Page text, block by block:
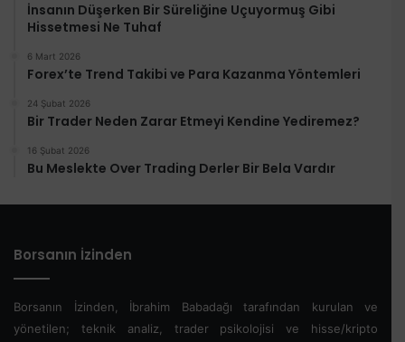
İnsanın Düşerken Bir Süreliğine Uçuyormuş Gibi
Hissetmesi Ne Tuhaf
6 Mart 2026
Forex’te Trend Takibi ve Para Kazanma Yöntemleri
24 Şubat 2026
Bir Trader Neden Zarar Etmeyi Kendine Yediremez?
16 Şubat 2026
Bu Meslekte Over Trading Derler Bir Bela Vardır
Borsanın İzinden
Borsanın İzinden, İbrahim Babadağı tarafından kurulan ve
yönetilen; teknik analiz, trader psikolojisi ve hisse/kripto